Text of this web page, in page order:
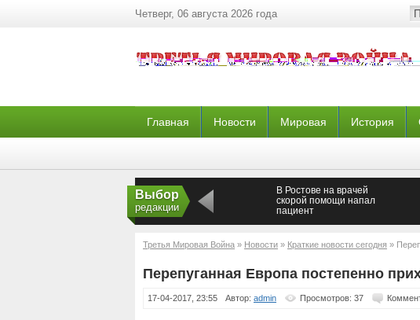
Четверг, 06 августа 2026 года
Главная Новости Мировая История
Выбор
редакции
В Ростове на врачей
скорой помощи напал
пациент
Третья Мировая Война » Новости » Краткие новости сегодня »
Перепуганная Европа постепенно
17-04-2017, 23:55 Автор: admin Просмотров: 37